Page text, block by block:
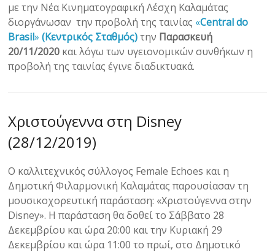
με την Νέα Κινηματογραφική Λέσχη Καλαμάτας
διοργάνωσαν την προβολή της ταινίας «Central do
Brasil»(Κεντρικός Σταθμός)την Παρασκευή
20/11/2020 και λόγω των υγειονομικών συνθήκων η
προβολή της ταινίας έγινε διαδικτυακά.
Χριστούγεννα στη Disney
(28/12/2019)
Ο καλλιτεχνικός σύλλογος Female Echoes και η
Δημοτική Φιλαρμονική Καλαμάτας παρουσίασαν τη
μουσικοχορευτική παράσταση: «Χριστούγεννα στην
Disney». Η παράσταση θα δοθεί το Σάββατο 28
Δεκεμβρίου και ώρα 20:00 και την Κυριακή 29
Δεκεμβρίου και ώρα 11:00 το πρωί, στο Δημοτικό